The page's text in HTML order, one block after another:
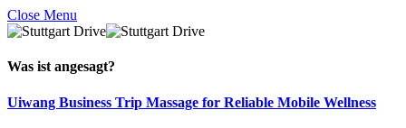
Close Menu
Was ist angesagt?
Uiwang Business Trip Massage for Reliable Mobile Wellness